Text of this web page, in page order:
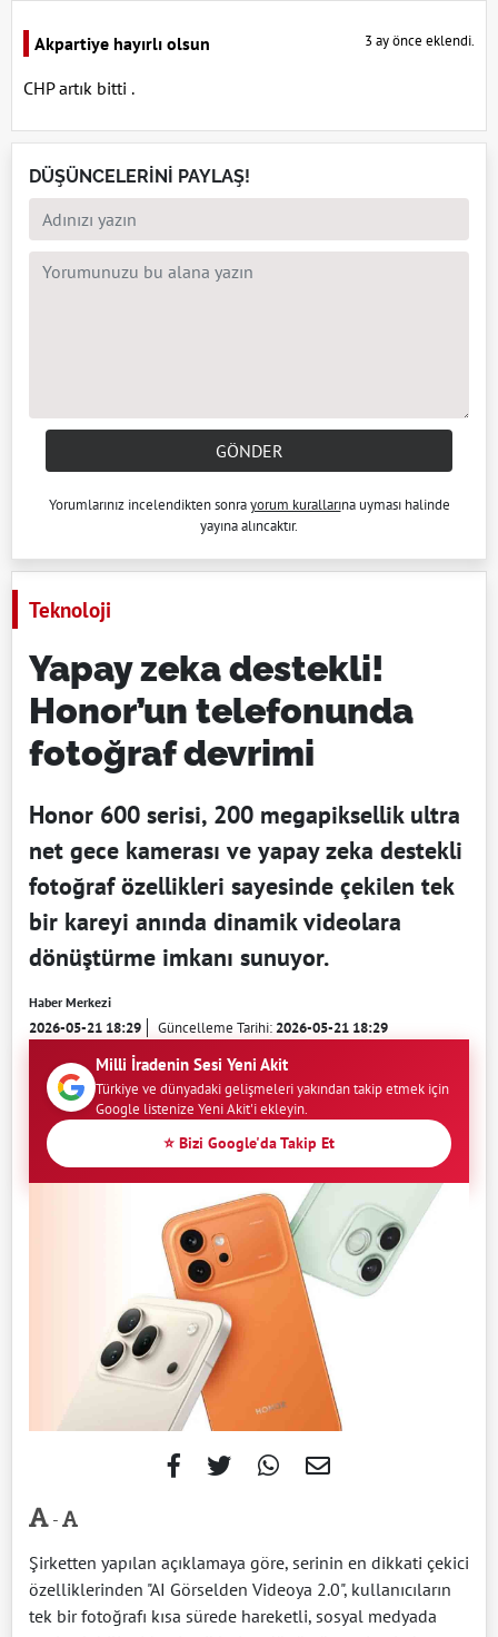
Akpartiye hayırlı olsun 3 ay önce eklendi.
CHP artık bitti .
DÜŞÜNCELERİNİ PAYLAŞ!
GÖNDER
Yorumlarınız incelendikten sonrayorum kurallarına uyması halinde
yayına alıncaktır.
Teknoloji
Yapay zeka destekli!
Honor’un telefonunda
fotoğraf devrimi
Honor 600 serisi, 200 megapiksellik ultra
net gece kamerası ve yapay zeka destekli
fotoğraf özellikleri sayesinde çekilen tek
bir kareyi anında dinamik videolara
dönüştürme imkanı sunuyor.
Haber Merkezi
2026-05-21 18:29 Güncelleme Tarihi:2026-05-21 18:29
Milli İradenin Sesi Yeni Akit
Türkiye ve dünyadaki gelişmeleri yakından takip etmek için
Google listenize Yeni Akit'i ekleyin.
⭐ Bizi Google'da Takip Et
-
Şirketten yapılan açıklamaya göre, serinin en dikkati çekici
özelliklerinden "AI Görselden Videoya 2.0", kullanıcıların
tek bir fotoğrafı kısa sürede hareketli, sosyal medyada